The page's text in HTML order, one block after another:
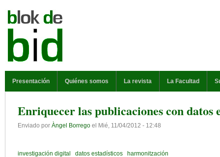
Presentación Quiénes somos La revista La Facultad
Enriquecer las publicaciones con datos
Enviado por Àngel Borrego el Mié, 11/04/2012 - 12:48
investigación digital datos estadísticos
harmonitzación